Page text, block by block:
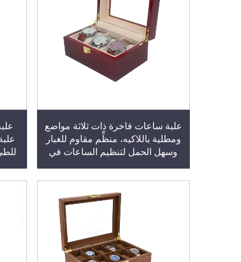
علبة ساعات فاخرة ذات ثلاثة مواضع
ومطلية باللاكيه، منظِّم مقاوم للغبار
وسهل الحمل لتنظيم الساعات في